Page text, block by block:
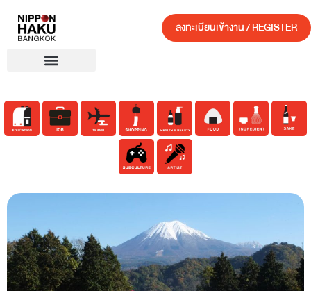
ลงทะเบียนเข้างาน / REGISTER